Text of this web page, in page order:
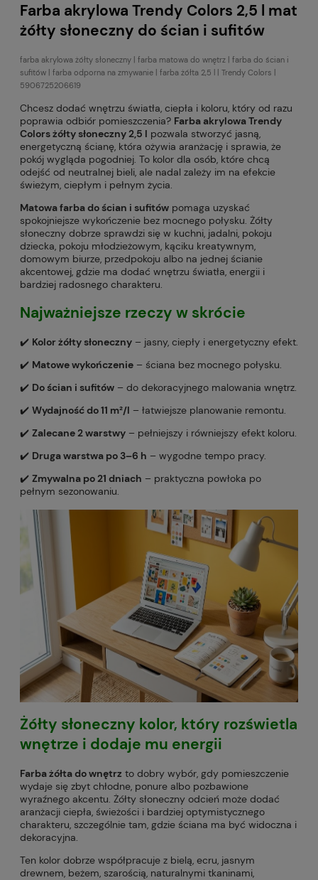
Farba akrylowa Trendy Colors 2,5 l mat
żółty słoneczny do ścian i sufitów
farba akrylowa żółty słoneczny | farba matowa do wnętrz | farba do ścian i
sufitów | farba odporna na zmywanie | farba żółta 2,5 l | Trendy Colors |
5906725206619
Chcesz dodać wnętrzu światła, ciepła i koloru, który od razu
poprawia odbiór pomieszczenia? Farba akrylowa Trendy
Colors żółty słoneczny 2,5 l pozwala stworzyć jasną,
energetyczną ścianę, która ożywia aranżację i sprawia, że
pokój wygląda pogodniej. To kolor dla osób, które chcą
odejść od neutralnej bieli, ale nadal zależy im na efekcie
świeżym, ciepłym i pełnym życia.
Matowa farba do ścian i sufitów pomaga uzyskać
spokojniejsze wykończenie bez mocnego połysku. Żółty
słoneczny dobrze sprawdzi się w kuchni, jadalni, pokoju
dziecka, pokoju młodzieżowym, kąciku kreatywnym,
domowym biurze, przedpokoju albo na jednej ścianie
akcentowej, gdzie ma dodać wnętrzu światła, energii i
bardziej radosnego charakteru.
Najważniejsze rzeczy w skrócie
✔️ Kolor żółty słoneczny – jasny, ciepły i energetyczny efekt.
✔️ Matowe wykończenie – ściana bez mocnego połysku.
✔️ Do ścian i sufitów – do dekoracyjnego malowania wnętrz.
✔️ Wydajność do 11 m²/l – łatwiejsze planowanie remontu.
✔️ Zalecane 2 warstwy – pełniejszy i równiejszy efekt koloru.
✔️ Druga warstwa po 3–6 h – wygodne tempo pracy.
✔️ Zmywalna po 21 dniach – praktyczna powłoka po
pełnym sezonowaniu.
Żółty słoneczny kolor, który rozświetla
wnętrze i dodaje mu energii
Farba żółta do wnętrz to dobry wybór, gdy pomieszczenie
wydaje się zbyt chłodne, ponure albo pozbawione
wyraźnego akcentu. Żółty słoneczny odcień może dodać
aranżacji ciepła, świeżości i bardziej optymistycznego
charakteru, szczególnie tam, gdzie ściana ma być widoczna i
dekoracyjna.
Ten kolor dobrze współpracuje z bielą, ecru, jasnym
drewnem, beżem, szarością, naturalnymi tkaninami,